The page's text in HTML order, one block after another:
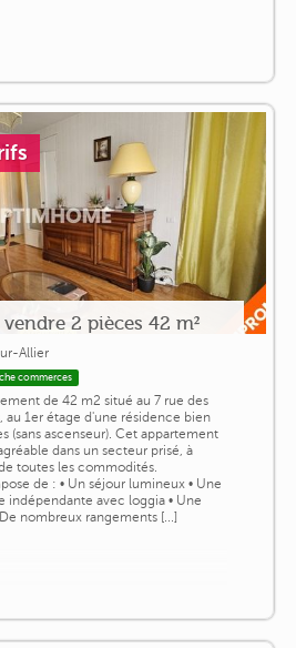
2 pièces 42 m²
Allier
commerces
de 42 m2 situé au 7 rue des
au 1er étage d'une résidence bien
(sans ascenseur). Cet appartement
dans un secteur prisé, à
toutes les commodités.
de : • Un séjour lumineux • Une
indépendante avec loggia • Une
nombreux rangements [...]